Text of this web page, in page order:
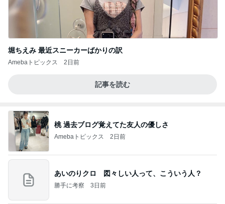
堀ちえみ 最近スニーカーばかりの訳
Amebaトピックス 2日前
記事を読む
桃 過去ブログ覚えてた友人の優しさ
Amebaトピックス 2日前
あいのりクロ 図々しい人って、こういう人？
勝手に考察 3日前